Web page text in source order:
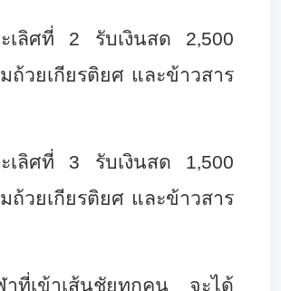
ะเลิศที่ 2 รับเงินสด 2,500
ถ้วยเกียรติยศ และข้าวสาร
ะเลิศที่ 3 รับเงินสด 1,500
ถ้วยเกียรติยศ และข้าวสาร
าที่เข้าเส้นชัยทุกคน จะได้